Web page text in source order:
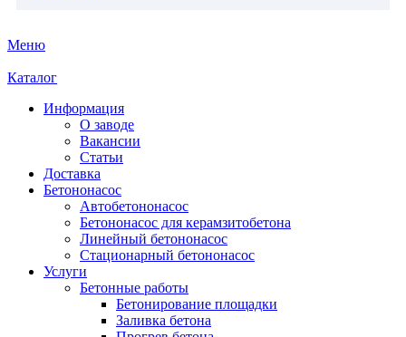
Меню
Каталог
Информация
О заводе
Вакансии
Статьи
Доставка
Бетононасос
Автобетононасос
Бетононасос для керамзитобетона
Линейный бетононасос
Стационарный бетононасос
Услуги
Бетонные работы
Бетонирование площадки
Заливка бетона